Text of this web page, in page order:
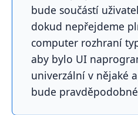
bude součástí
dokud nepřejdeme
computer rozhraní
aby bylo UI
univerzální v nějaké
bude